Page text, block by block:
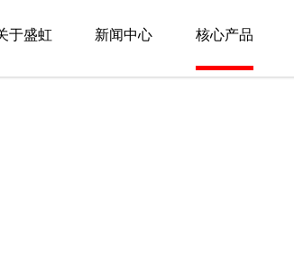
于盛虹 新闻中心 核心产品